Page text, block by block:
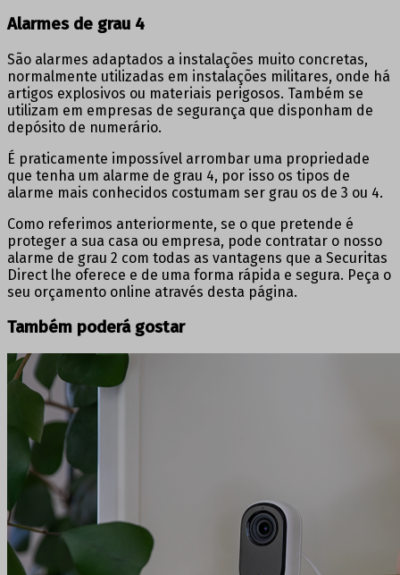
Alarmes de grau 4
São alarmes adaptados a instalações muito concretas,
normalmente utilizadas em instalações militares, onde há
artigos explosivos ou materiais perigosos. Também se
utilizam em empresas de segurança que disponham de
depósito de numerário.
É praticamente impossível arrombar uma propriedade
que tenha um alarme de grau 4, por isso os tipos de
alarme mais conhecidos costumam ser grau os de 3 ou 4.
Como referimos anteriormente, se o que pretende é
proteger a sua casa ou empresa, pode contratar o nosso
alarme de grau 2 com todas as vantagens que a Securitas
Direct lhe oferece e de uma forma rápida e segura. Peça o
seu orçamento online através desta página.
Também poderá gostar